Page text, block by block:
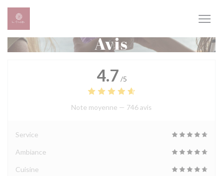
Personnalisation de vos choix en matière de cookies
Avis
4.7 /5
Note moyenne — 746 avis
Service
Ambiance
Cuisine